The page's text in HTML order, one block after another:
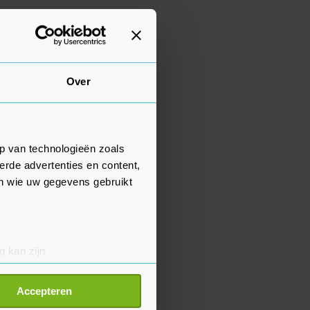
Over
van technologieën zoals
advertenties en content,
wie uw gegevens gebruikt
kan zijn
detailgedeelte
Accepteren